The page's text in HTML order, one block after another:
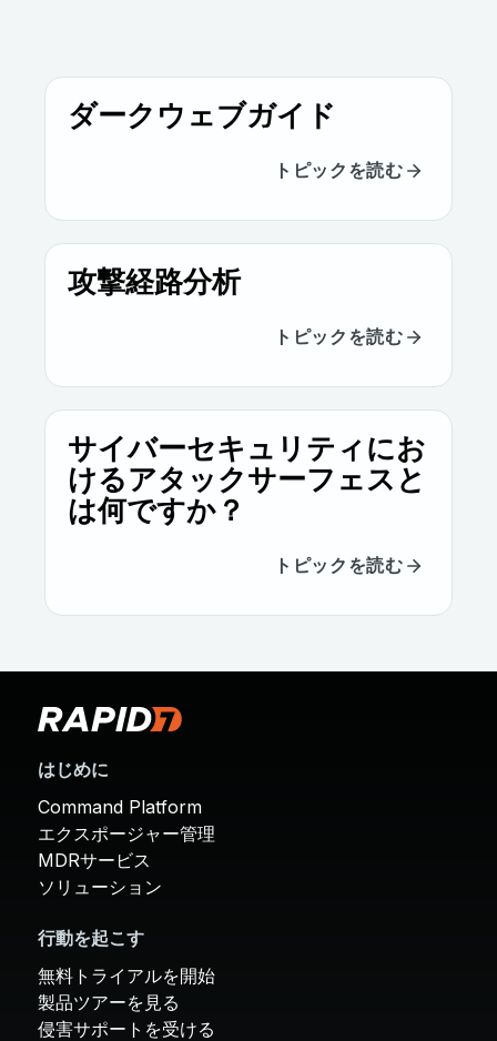
ダークウェブガイド
トピックを読む
攻撃経路分析
トピックを読む
サイバーセキュリティにお
けるアタックサーフェスと
は何ですか？
トピックを読む
はじめに
Command Platform
エクスポージャー管理
MDRサービス
ソリューション
行動を起こす
無料トライアルを開始
製品ツアーを見る
侵害サポートを受ける